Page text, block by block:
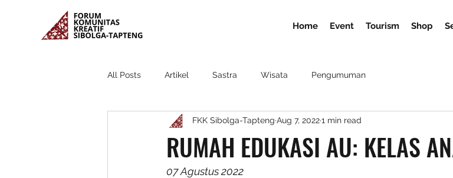
Home Event Tourism Shop
All Posts Artikel Sastra Wisata Pengumuman
RUMAH EDUKASI AU: KELAS
FKK Sibolga-Tapteng Aug 7, 20221 min read
07 Agustus 2022